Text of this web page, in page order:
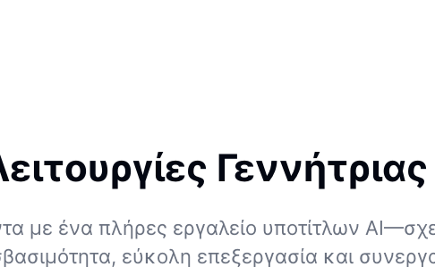
με ένα πλήρες εργαλείο υποτίτλων
εύκολη επεξεργασία και